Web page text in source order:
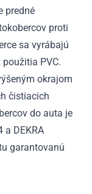
predné
proti
sa vyrábajú
PVC.
okrajom
čistiacich
do auta je
DEKRA
garantovanú